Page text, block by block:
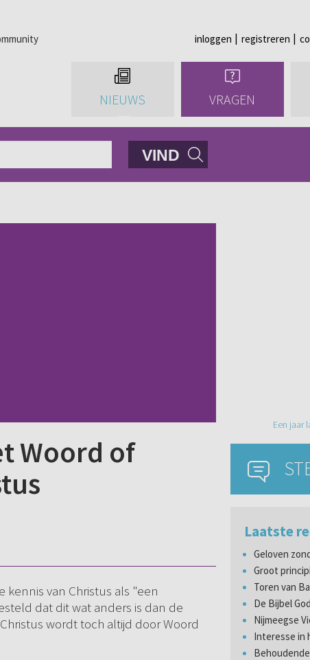
inloggen registreren
NIEUWS VRAGEN
VIND
Woord of
van Christus als "een
dat dit wat anders is dan de
wordt toch altijd door Woord
Een jaar
Laatste
Geloven
Groot
Toren van
De Bijbel
Nijmeegse
Interesse in